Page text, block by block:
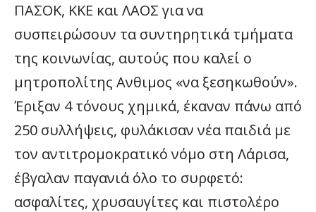
ΠΑΣΟΚ, ΚΚΕ και ΛΑΟΣ για να
συσπειρώσουν τα συντηρητικά τμήματα
της κοινωνίας, αυτούς που καλεί ο
μητροπολίτης Ανθιμος «να ξεσηκωθούν».
Έριξαν 4 τόνους χημικά, έκαναν πάνω από
250 συλλήψεις, φυλάκισαν νέα παιδιά με
τον αντιτρομοκρατικό νόμο στη Λάρισα,
έβγαλαν παγανιά όλο το συρφετό:
ασφαλίτες, χρυσαυγίτες και πιστολέρο